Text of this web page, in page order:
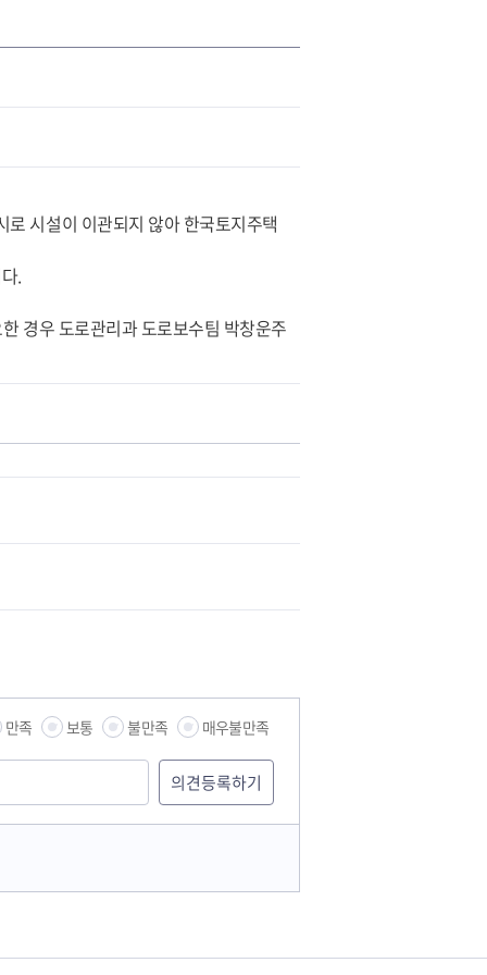
시설이 이관되지 않아 한국토지주택
.
경우 도로관리과 도로보수팀 박창운주
만족 보통 불만족 매우불만족